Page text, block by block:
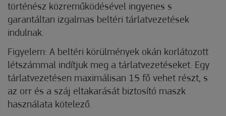
történész közreműködésével ingyenes s
garantáltan izgalmas beltéri tárlatvezetések
indulnak.
Figyelem: A beltéri körülmények okán korlátozott
létszámmal indítjuk meg a tárlatvezetéseket. Egy
tárlatvezetésen maximálisan 15 fő vehet részt, s
az orr és a száj eltakarását biztosító maszk
használata kötelező.